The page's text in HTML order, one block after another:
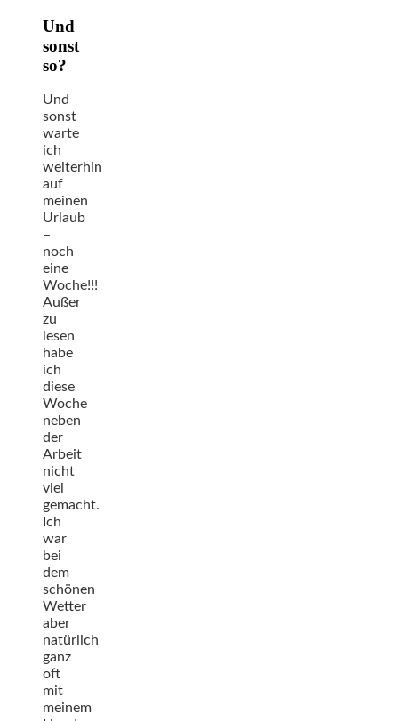
Und
sonst
so?
Und
sonst
warte
ich
weiterhin
auf
meinen
Urlaub
–
noch
eine
Woche!!!
Außer
zu
lesen
habe
ich
diese
Woche
neben
der
Arbeit
nicht
viel
gemacht.
Ich
war
bei
dem
schönen
Wetter
aber
natürlich
ganz
oft
mit
meinem